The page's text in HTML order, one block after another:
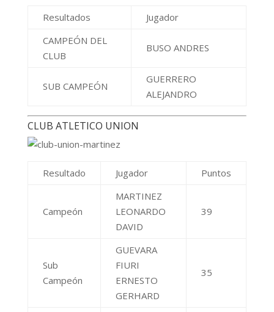
Resultados
Jugador
CAMPEÓN DEL
CLUB
BUSO ANDRES
SUB CAMPEÓN
GUERRERO
ALEJANDRO
CLUB ATLETICO UNION
Resultado Jugador Puntos
Campeón
MARTINEZ
LEONARDO
DAVID
39
Sub
Campeón
GUEVARA
FIURI
ERNESTO
GERHARD
35